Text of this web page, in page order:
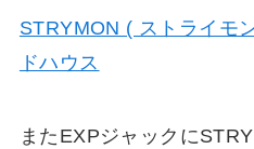
STRYMON ( ストライモ
ドハウス
またEXPジャックに